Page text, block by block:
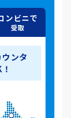
ンビニで
受取
ンタ